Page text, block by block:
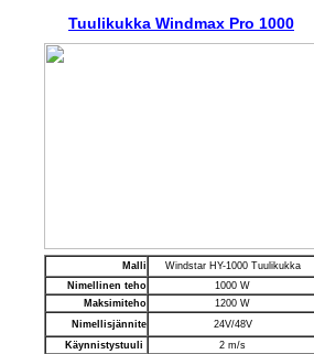
Tuulikukka Windmax Pro 1000
Malli
Windstar HY-1000 Tuulikukka
Nimellinen teho
1000 W
Maksimiteho
1200 W
Nimellisjännite
24V/48V
Käynnistystuuli
2 m/s